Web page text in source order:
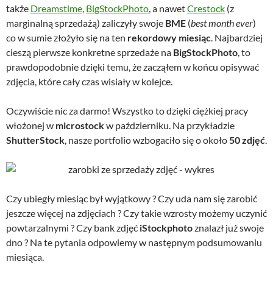
także Dreamstime, BigStockPhoto, a nawetCrestock (z
marginalną sprzedażą) zaliczyły swoje BME (best month ever)
co w sumie złożyło się na ten rekordowy miesiąc. Najbardziej
cieszą pierwsze konkretne sprzedaże na BigStockPhoto, to
prawdopodobnie dzięki temu, że zacząłem w końcu opisywać
zdjęcia, które cały czas wisiały w kolejce.
Oczywiście nic za darmo! Wszystko to dzięki ciężkiej pracy
włożonej w microstockw październiku. Na przykładzie
ShutterStock, nasze portfolio wzbogaciło się o około50 zdjęć.
Czy ubiegły miesiąc był wyjątkowy ? Czy uda nam się zarobić
jeszcze więcej na zdjęciach ? Czy takie wzrosty możemy uczynić
powtarzalnymi ? Czy bank zdjęć iStockphotoznalazł już swoje
dno ? Na te pytania odpowiemy w następnym podsumowaniu
miesiąca.